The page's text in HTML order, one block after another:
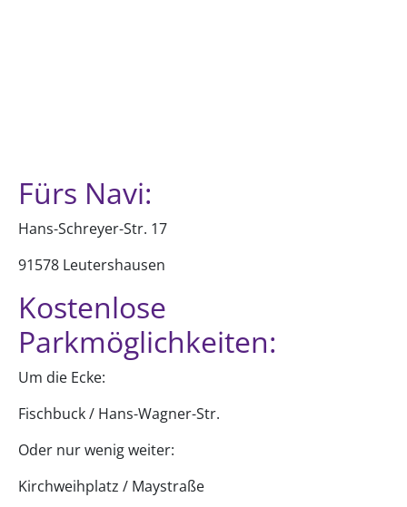
Fürs Navi:
Hans-Schreyer-Str. 17
91578 Leutershausen
Kostenlose
Parkmöglichkeiten:
Um die Ecke:
Fischbuck / Hans-Wagner-Str.
Oder nur wenig weiter:
Kirchweihplatz / Maystraße